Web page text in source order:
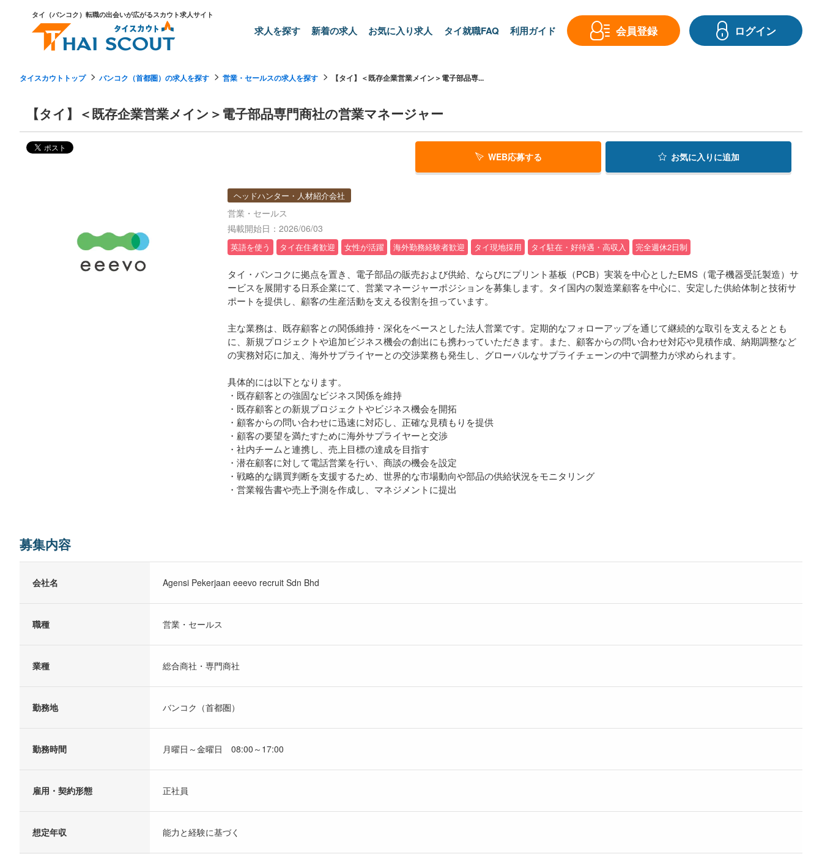
タイ（バンコク）転職の出会いが広がるスカウト求人サイト
求人を探す 新着の求人 お気に入り求人 タイ就職FAQ 利用ガイド 会員登録 ログイン
タイスカウトトップ バンコク（首都圏）の求人を探す 営業・セールスの求人を探す 【タイ】＜既存企業営業メイン＞電子部品専...
【タイ】＜既存企業営業メイン＞電子部品専門商社の営業マネージャー
WEB応募する お気に入り に追加
ヘッドハンター・人材紹介会社
営業・セールス
掲載開始日：2026/06/03
英語を使う タイ在住者歓迎 女性が活躍 海外勤務経験者歓迎 タイ現地採用 タイ駐在・好待遇・高収入 完全週休2日制
タイ・バンコクに拠点を置き、電子部品の販売および供給、ならびにプリント基板（PCB）実装を中心としたEMS（電子機器受託製造）サ
ービスを展開する日系企業にて、営業マネージャーポジションを募集します。タイ国内の製造業顧客を中心に、安定した供給体制と技術サ
ポートを提供し、顧客の生産活動を支える役割を担っています。
主な業務は、既存顧客との関係維持・深化をベースとした法人営業です。定期的なフォローアップを通じて継続的な取引を支えるととも
に、新規プロジェクトや追加ビジネス機会の創出にも携わっていただきます。また、顧客からの問い合わせ対応や見積作成、納期調整など
の実務対応に加え、海外サプライヤーとの交渉業務も発生し、グローバルなサプライチェーンの中で調整力が求められます。
具体的には以下となります。
・既存顧客との強固なビジネス関係を維持
・既存顧客との新規プロジェクトやビジネス機会を開拓
・顧客からの問い合わせに迅速に対応し、正確な見積もりを提供
・顧客の要望を満たすために海外サプライヤーと交渉
・社内チームと連携し、売上目標の達成を目指す
・潜在顧客に対して電話営業を行い、商談の機会を設定
・戦略的な購買判断を支援するため、世界的な市場動向や部品の供給状況をモニタリング
・営業報告書や売上予測を作成し、マネジメントに提出
募集内容
会社名 Agensi Pekerjaan eeevo recruit Sdn Bhd
職種 営業・セールス
業種 総合商社・専門商社
勤務地 バンコク（首都圏）
勤務時間 月曜日～金曜日 08:00～17:00
雇用・契約形態 正社員
想定年収 能力と経験に基づく